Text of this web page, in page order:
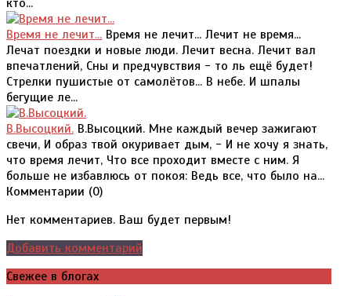
кто...
Время не лечит... Время не лечит... Лечит не время...
Лечат поездки и новые люди. Лечит весна. Лечит вал
впечатлений, Сны и предчувствия - то ль ещё будет!
Стрелки пушистые от самолётов... В небе. И шпалы
бегущие ле...
В.Высоцкий. В.Высоцкий. Мне каждый вечер зажигают
свечи, И образ твой окуривает дым, - И не хочу я знать,
что время лечит, Что все проходит вместе с ним. Я
больше не избавлюсь от покоя: Ведь все, что было на...
Комментарии (0)
Нет комментариев. Ваш будет первым!
Добавить комментарий
Свежее в блогах